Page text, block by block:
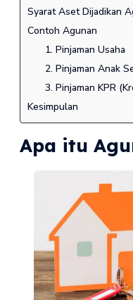
Syarat Aset Dijadikan
Contoh Agunan
1. Pinjaman Usaha
2. Pinjaman Anak
3. Pinjaman KPR
Kesimpulan
Apa itu